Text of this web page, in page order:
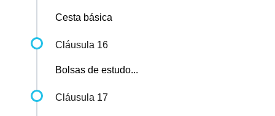
Cesta básica
Cláusula 16
Bolsas de estudo...
Cláusula 17